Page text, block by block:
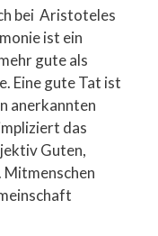
bei Aristoteles
ist ein
gute als
Eine gute Tat ist
anerkannten
das
Guten,
Mitmenschen